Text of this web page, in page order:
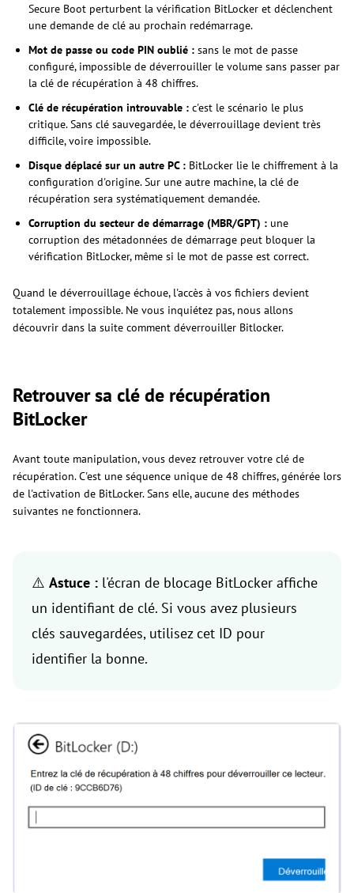
Secure Boot perturbent la vérification BitLocker et déclenchent
une demande de clé au prochain redémarrage.
Mot de passe ou code PIN oublié : sans le mot de passe
configuré, impossible de déverrouiller le volume sans passer par
la clé de récupération à 48 chiffres.
Clé de récupération introuvable : c'est le scénario le plus
critique. Sans clé sauvegardée, le déverrouillage devient très
difficile, voire impossible.
Disque déplacé sur un autre PC : BitLocker lie le chiffrement à la
configuration d'origine. Sur une autre machine, la clé de
récupération sera systématiquement demandée.
Corruption du secteur de démarrage (MBR/GPT) : une
corruption des métadonnées de démarrage peut bloquer la
vérification BitLocker, même si le mot de passe est correct.
Quand le déverrouillage échoue, l'accès à vos fichiers devient
totalement impossible. Ne vous inquiétez pas, nous allons
découvrir dans la suite comment déverrouiller Bitlocker.
Retrouver sa clé de récupération
BitLocker
Avant toute manipulation, vous devez retrouver votre clé de
récupération. C'est une séquence unique de 48 chiffres, générée lors
de l'activation de BitLocker. Sans elle, aucune des méthodes
suivantes ne fonctionnera.
⚠️ Astuce : l'écran de blocage BitLocker affiche
un identifiant de clé. Si vous avez plusieurs
clés sauvegardées, utilisez cet ID pour
identifier la bonne.